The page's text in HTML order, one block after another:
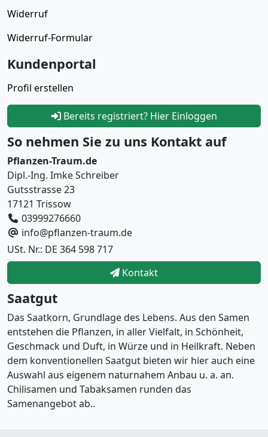
Widerruf
Widerruf-Formular
Kundenportal
Profil erstellen
Bereits registriert? Hier Einloggen
So nehmen Sie zu uns Kontakt auf
Pflanzen-Traum.de
Dipl.-Ing. Imke Schreiber
Gutsstrasse 23
17121 Trissow
03999276660
info@pflanzen-traum.de
USt. Nr.: DE 364 598 717
Kontakt
Saatgut
Das Saatkorn, Grundlage des Lebens. Aus den Samen
entstehen die Pflanzen, in aller Vielfalt, in Schönheit,
Geschmack und Duft, in Würze und in Heilkraft. Neben
dem konventionellen Saatgut bieten wir hier auch eine
Auswahl aus eigenem naturnahem Anbau u. a. an.
Chilisamen und Tabaksamen runden das
Samenangebot ab..